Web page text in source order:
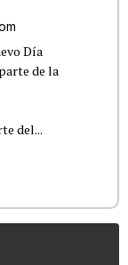
Día
de la
del...